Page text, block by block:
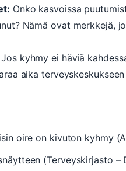
Onko kasvoissa
Nämä ovat merkkejä,
Jos kyhmy ei häviä
aika
oire on kivuton kyhmy
(Terveyskirjasto –